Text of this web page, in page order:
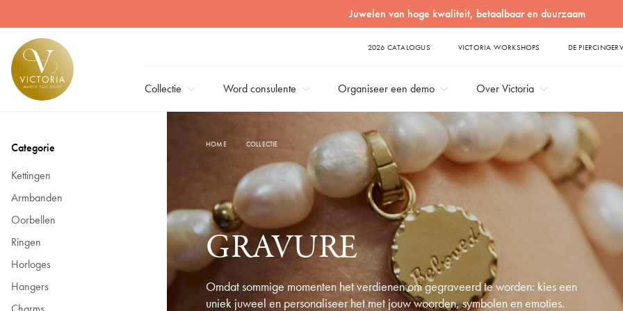
2026 CATALOGUS VICTORIA WORKSHOPS DE
Collectie Word consulente Organiseer een demo Over Victoria
Categorie
Kettingen
Armbanden
Oorbellen
Ringen
Horloges
Hangers
HOME COLLECTIE
GRAVURE
Omdat sommige momenten het verdienen om gegraveerd te worden: kies een
uniek juweel en personaliseer het met jouw woorden, symbolen en emoties.